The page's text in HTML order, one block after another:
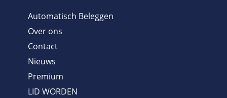
Automatisch Beleggen
Over ons
Contact
Nieuws
Premium
LID WORDEN